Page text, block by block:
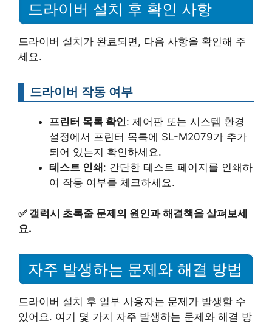
드라이버 설치 후 확인 사항
드라이버 설치가 완료되면, 다음 사항을 확인해 주
세요.
드라이버 작동 여부
프린터 목록 확인: 제어판 또는 시스템 환경
설정에서 프린터 목록에 SL-M2079가 추가
되어 있는지 확인하세요.
테스트 인쇄 : 간단한 테스트 페이지를 인쇄하
여 작동 여부를 체크하세요.
✅ 갤럭시 초록줄 문제의 원인과 해결책을 살펴보세
요.
자주 발생하는 문제와 해결 방법
드라이버 설치 후 일부 사용자는 문제가 발생할 수
있어요. 여기 몇 가지 자주 발생하는 문제와 해결 방